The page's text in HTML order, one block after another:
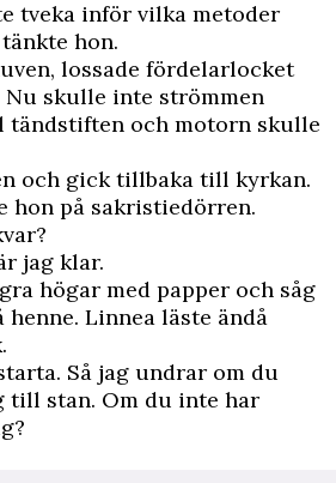
tveka inför vilka metoder
hon.
lossade fördelarlocket
skulle inte strömmen
tändstiften och motorn skulle
och gick tillbaka till kyrkan.
hon på sakristiedörren.
jag klar.
högar med papper och såg
henne. Linnea läste ändå
Så jag undrar om du
till stan. Om du inte har